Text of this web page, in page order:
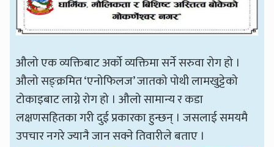
औलो एक व्यक्तिबाट अर्को व्यक्तिमा सर्ने सरुवा रोग हो ।
औलो सङ्क्रमित ‘एनोफिलज’ जातको पोथी लामखुट्टेको
टोकाइबाट लाग्ने रोग हो । औलो सामान्य र कडा
लक्षणसहितका गरी दुई प्रकारका हुन्छन् । जसलाई समयमै
उपचार नगरे ज्यानै जान सक्ने तिवारीले बताए ।